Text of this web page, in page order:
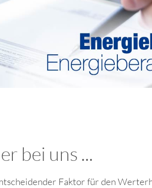
bei uns ...
Faktor für den